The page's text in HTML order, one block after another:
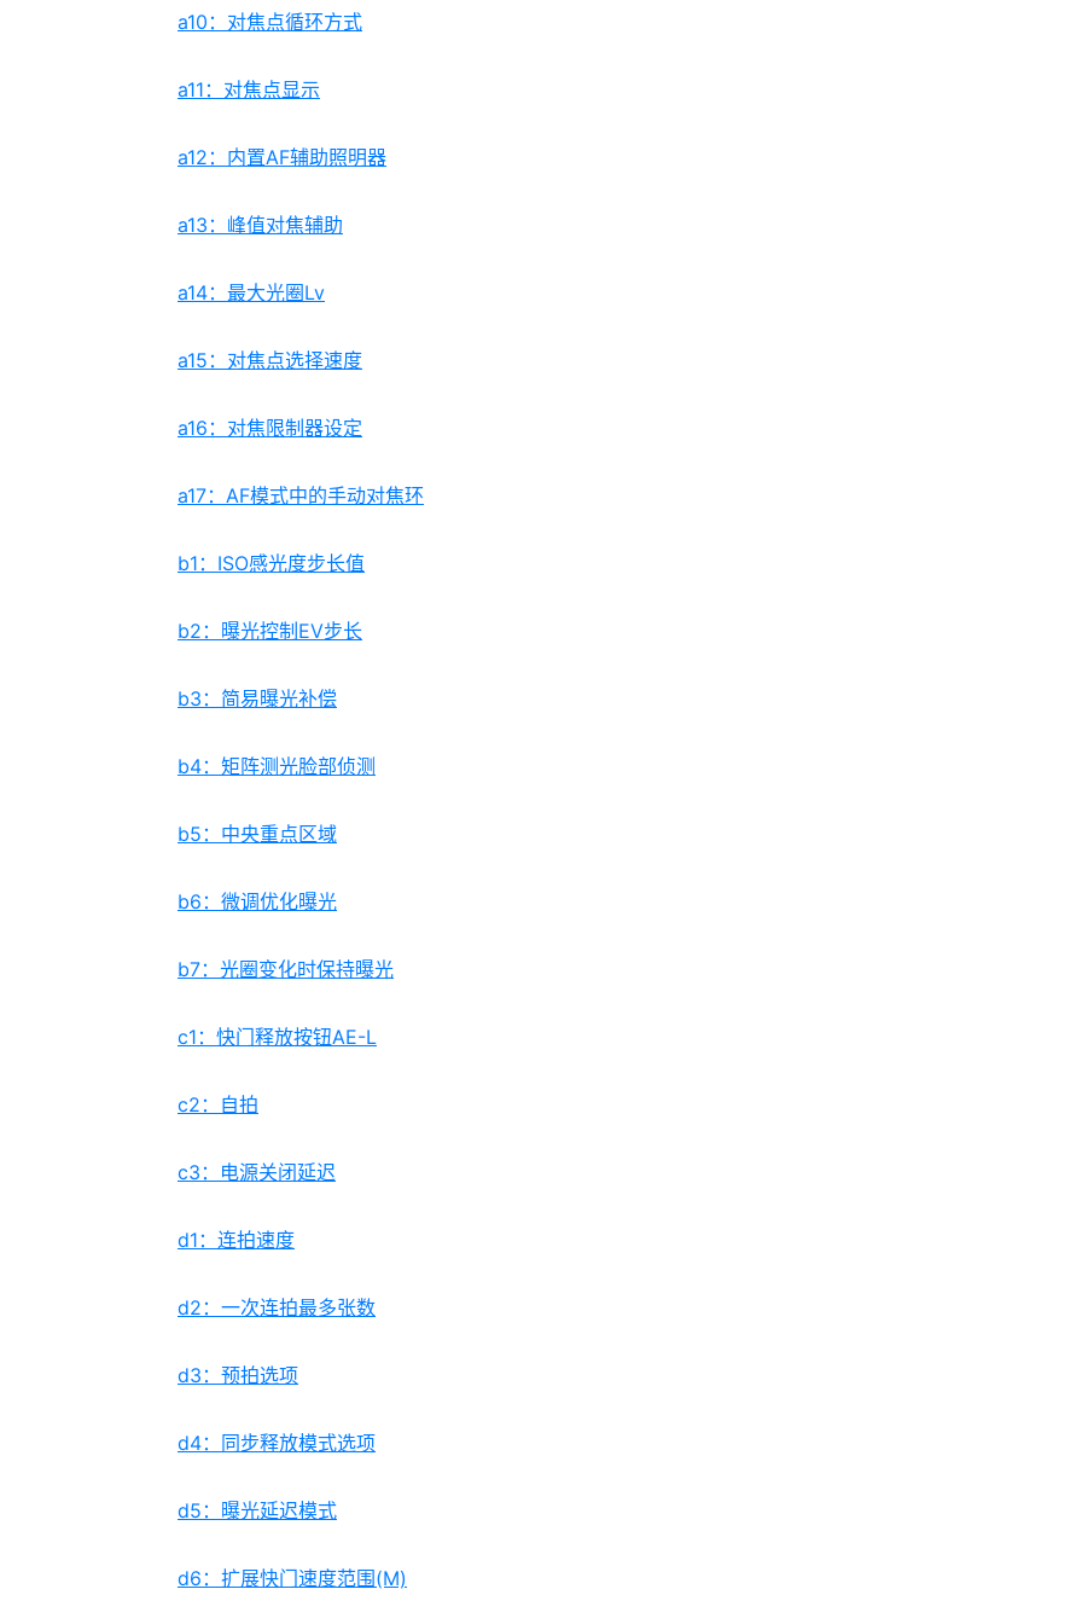
a10：对焦点循环方式
a11：对焦点显示
a12：内置AF辅助照明器
a13：峰值对焦辅助
a14：最大光圈Lv
a15：对焦点选择速度
a16：对焦限制器设定
a17：AF模式中的手动对焦环
b1：ISO感光度步长值
b2：曝光控制EV步长
b3：简易曝光补偿
b4：矩阵测光脸部侦测
b5：中央重点区域
b6：微调优化曝光
b7：光圈变化时保持曝光
c1：快门释放按钮AE-L
c2：自拍
c3：电源关闭延迟
d1：连拍速度
d2：一次连拍最多张数
d3：预拍选项
d4：同步释放模式选项
d5：曝光延迟模式
d6：扩展快门速度范围(M)